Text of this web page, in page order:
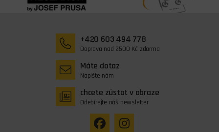
+420 603 494 778
Doprava nad 2500 Kč zdarma
Máte dotaz
Napište nám
chcete zůstat v obraze
Odebírejte náš newsletter